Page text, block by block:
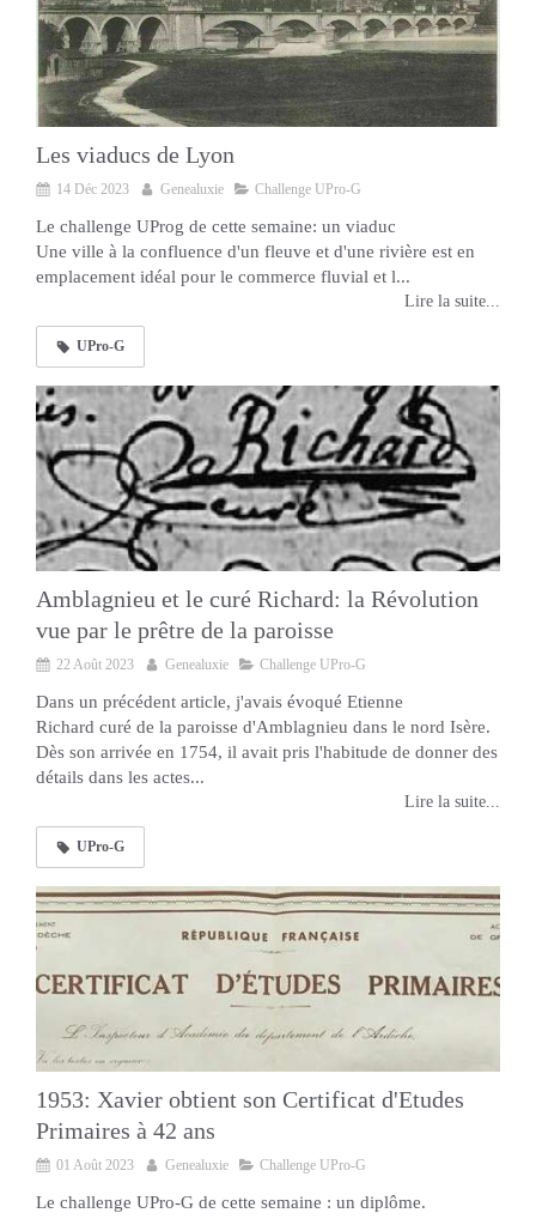
Les viaducs de Lyon
14 Déc 2023 Genealuxie Challenge UPro-G
Le challenge UProg de cette semaine: un viaduc
Une ville à la confluence d'un fleuve et d'une rivière est en
emplacement idéal pour le commerce fluvial et l...
Lire la suite...
UPro-G
Amblagnieu et le curé Richard: la Révolution
vue par le prêtre de la paroisse
22 Août 2023 Genealuxie Challenge UPro-G
Dans un précédent article, j'avais évoqué Etienne
Richard curé de la paroisse d'Amblagnieu dans le nord Isère.
Dès son arrivée en 1754, il avait pris l'habitude de donner des
détails dans les actes...
Lire la suite...
UPro-G
1953: Xavier obtient son Certificat d'Etudes
Primaires à 42 ans
01 Août 2023 Genealuxie Challenge UPro-G
Le challenge UPro-G de cette semaine : un diplôme.